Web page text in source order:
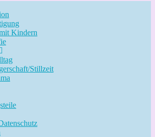
Kindern
Stillzeit